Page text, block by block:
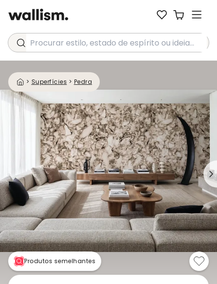
Procurar estilo, estado de espírito ou ideia...
> Superfícies > Pedra
Produtos semelhantes